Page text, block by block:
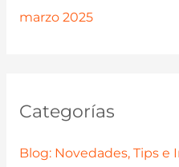
marzo 2025
Categorías
Blog: Novedades, Tips e